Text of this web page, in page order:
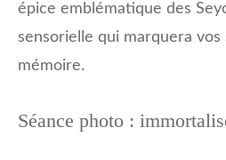
épice emblématique des
sensorielle qui marquera vos
mémoire.
Séance photo :